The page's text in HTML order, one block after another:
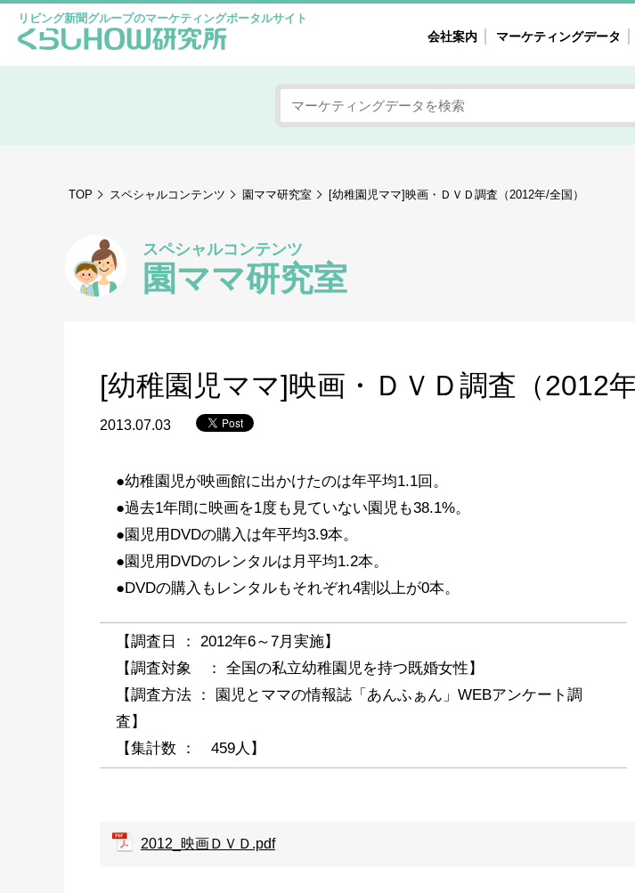
リビング新聞グループのマーケティングポータルサイト
会社案内 マーケティングデータ
女性の気持ちと消費がリアル
自主調査レポート
TOP スペシャルコンテンツ 園ママ研究室 [幼稚園児ママ]映画・ＤＶＤ調査（2012年/全国）
スペシャルコンテンツ
園ママ研究室
[幼稚園児ママ]映画・ＤＶＤ調査（2012年
2013.07.03
●幼稚園児が映画館に出かけたのは年平均1.1回。
●過去1年間に映画を1度も見ていない園児も38.1%。
●園児用DVDの購入は年平均3.9本。
●園児用DVDのレンタルは月平均1.2本。
●DVDの購入もレンタルもそれぞれ4割以上が0本。
【調査日 ： 2012年6～7月実施】
【調査対象 ： 全国の私立幼稚園児を持つ既婚女性】
【調査方法 ： 園児とママの情報誌「あんふぁん」WEBアンケート調
査】
【集計数 ： 459人】
2012_映画ＤＶＤ.pdf